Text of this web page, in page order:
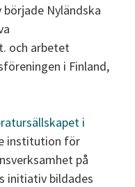
Nyländska
och arbetet
i Finland,
i
institution för
på
initiativ bildades